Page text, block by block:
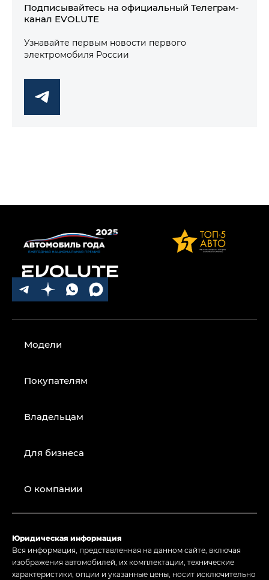
Подписывайтесь на официальный Телеграм-
канал EVOLUTE
Узнавайте первым новости первого
электромобиля России
Модели
Покупателям
Владельцам
Для бизнеса
О компании
Юридическая информация
Вся информация, представленная на данном сайте, включая
изображения автомобилей, их комплектации, технические
характеристики, опции и указанные цены, носит исключительно